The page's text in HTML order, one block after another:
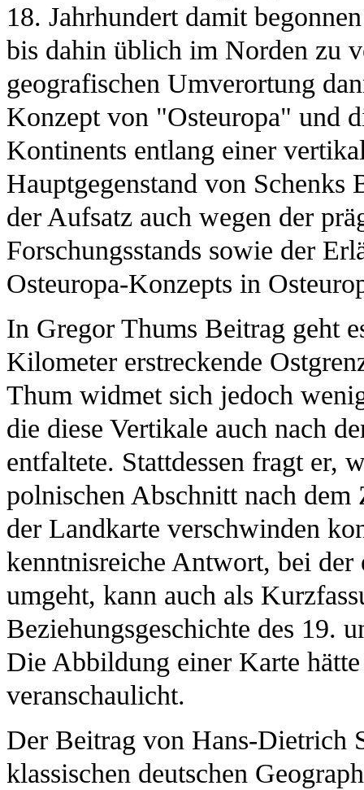
18. Jahrhundert damit
bis dahin üblich im Norden zu
geografischen Umverortung
Konzept von "Osteuropa" und
Kontinents entlang einer
Hauptgegenstand von
der Aufsatz auch wegen der
Forschungsstands sowie der
Osteuropa-Konzepts in
In Gregor Thums Beitrag geht
Kilometer erstreckende
Thum widmet sich jedoch
die diese Vertikale auch nach
entfaltete. Stattdessen fragt er,
polnischen Abschnitt nach
der Landkarte verschwinden
kenntnisreiche Antwort, bei der
umgeht, kann auch als
Beziehungsgeschichte des 19.
Die Abbildung einer Karte
veranschaulicht.
Der Beitrag von Hans-Dietrich
klassischen deutschen